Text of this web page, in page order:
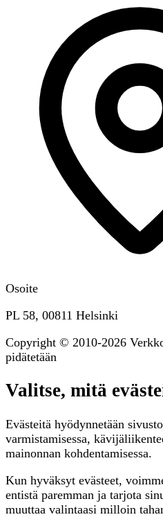
Osoite
PL 58, 00811 Helsinki
Copyright © 2010-2026
pidätetään
Valitse, mitä
Evästeitä hyödynnetään
varmistamisessa,
mainonnan kohdentamisessa.
Kun hyväksyt evästeet,
entistä paremman ja tarjota
muuttaa valintaasi milloin